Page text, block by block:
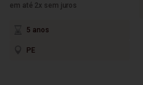
em até 2x sem juros
5 anos
PE